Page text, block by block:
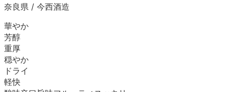
奈良県 / 今西酒造
華やか
芳醇
重厚
穏やか
ドライ
軽快